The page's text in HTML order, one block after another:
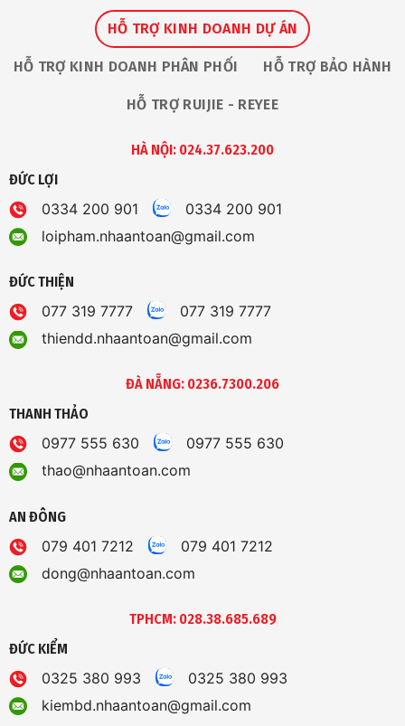
HỖ TRỢ KINH DOANH DỰ ÁN
HỖ TRỢ KINH DOANH PHÂN PHỐI HỖ TRỢ BẢO HÀNH
HỖ TRỢ RUIJIE - REYEE
HÀ NỘI: 024.37.623.200
ĐỨC LỢI
0334 200 901
0334 200 901
loipham.nhaantoan@gmail.com
ĐỨC THIỆN
077 319 7777
077 319 7777
thiendd.nhaantoan@gmail.com
ĐÀ NẴNG: 0236.7300.206
THANH THẢO
0977 555 630
0977 555 630
thao@nhaantoan.com
AN ĐÔNG
079 401 7212
079 401 7212
dong@nhaantoan.com
TPHCM: 028.38.685.689
ĐỨC KIỂM
0325 380 993
0325 380 993
kiembd.nhaantoan@gmail.com